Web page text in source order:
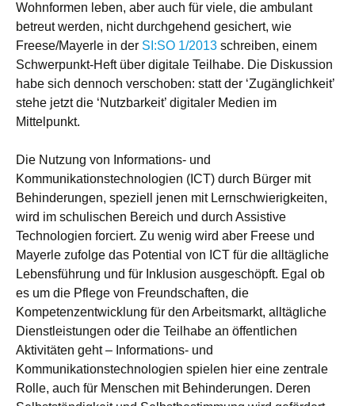
Wohnformen leben, aber auch für viele, die ambulant
betreut werden, nicht durchgehend gesichert, wie
Freese/Mayerle in der SI:SO 1/2013 schreiben, einem
Schwerpunkt-Heft über digitale Teilhabe. Die Diskussion
habe sich dennoch verschoben: statt der ‘Zugänglichkeit’
stehe jetzt die ‘Nutzbarkeit’ digitaler Medien im
Mittelpunkt.
Die Nutzung von Informations- und
Kommunikationstechnologien (ICT) durch Bürger mit
Behinderungen, speziell jenen mit Lernschwierigkeiten,
wird im schulischen Bereich und durch Assistive
Technologien forciert. Zu wenig wird aber Freese und
Mayerle zufolge das Potential von ICT für die alltägliche
Lebensführung und für Inklusion ausgeschöpft. Egal ob
es um die Pflege von Freundschaften, die
Kompetenzentwicklung für den Arbeitsmarkt, alltägliche
Dienstleistungen oder die Teilhabe an öffentlichen
Aktivitäten geht – Informations- und
Kommunikationstechnologien spielen hier eine zentrale
Rolle, auch für Menschen mit Behinderungen. Deren